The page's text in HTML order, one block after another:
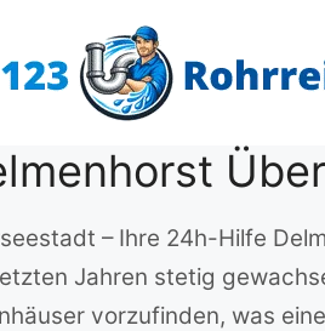
– Ihre 24h-Hilfe
Jahren stetig
vorzufinden, was